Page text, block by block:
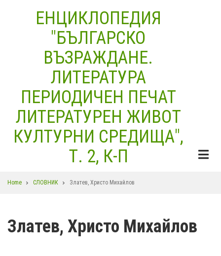
ЕНЦИКЛОПЕДИЯ
"БЪЛГАРСКО
ВЪЗРАЖДАНЕ.
ЛИТЕРАТУРА
ПЕРИОДИЧЕН ПЕЧАТ
ЛИТЕРАТУРЕН ЖИВОТ
КУЛТУРНИ СРЕДИЩА",
Т. 2, К-П
Breadcrumb
Home СЛОВНИК Златев, Христо Михайлов
Златев, Христо Михайлов